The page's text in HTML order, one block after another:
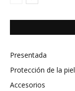
Presentada
Protección de la piel
Accesorios